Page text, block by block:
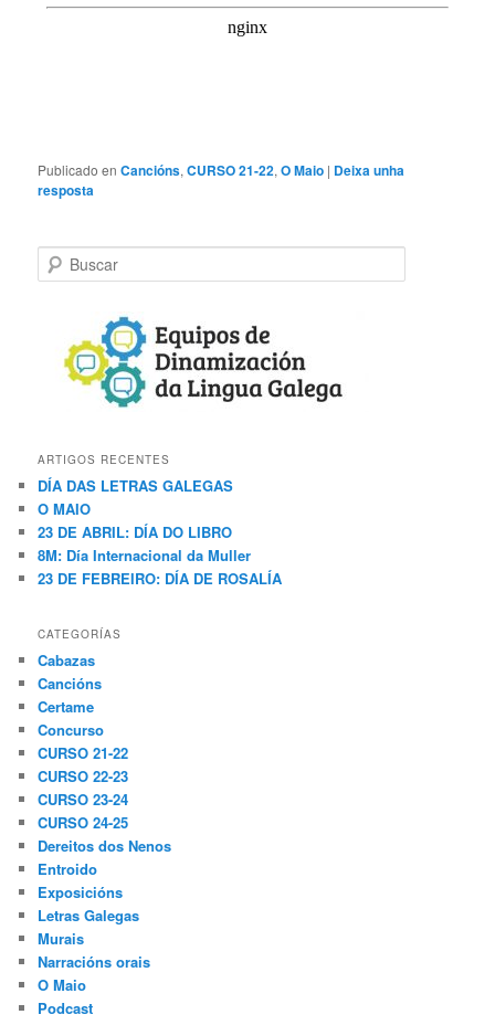
Publicado en Cancións,CURSO 21-22,O Maio | Deixa unha
resposta
u
ARTIGOS RECENTES
DÍA DAS LETRAS GALEGAS
O MAIO
23 DE ABRIL: DÍA DO LIBRO
8M: Día Internacional da Muller
23 DE FEBREIRO: DÍA DE ROSALÍA
CATEGORÍAS
Cabazas
Cancións
Certame
Concurso
CURSO 21-22
CURSO 22-23
CURSO 23-24
CURSO 24-25
Dereitos dos Nenos
Entroido
Exposicións
Letras Galegas
Murais
Narracións orais
O Maio
Podcast